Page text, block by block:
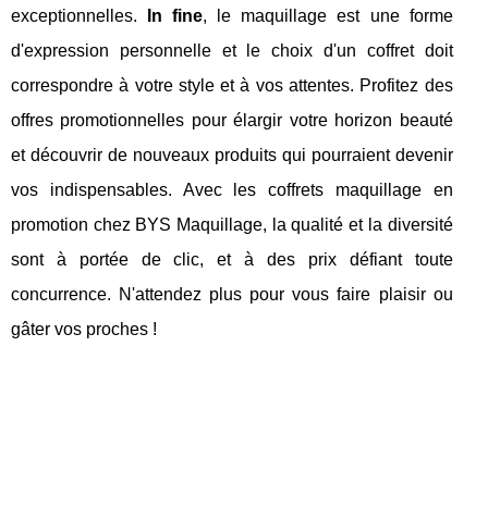
exceptionnelles. In fine, le maquillage est une forme
d'expression personnelle et le choix d'un coffret doit
correspondre à votre style et à vos attentes. Profitez des
offres promotionnelles pour élargir votre horizon beauté
et découvrir de nouveaux produits qui pourraient devenir
vos indispensables. Avec les coffrets maquillage en
promotion chez BYS Maquillage, la qualité et la diversité
sont à portée de clic, et à des prix défiant toute
concurrence. N'attendez plus pour vous faire plaisir ou
gâter vos proches !